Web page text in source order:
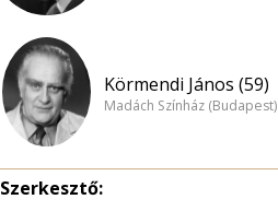
Körmendi János (59)
Madách Színház (Budapest)
Szerkesztő: